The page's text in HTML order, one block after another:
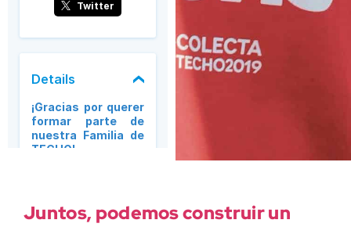
Juntos, podemos construir un